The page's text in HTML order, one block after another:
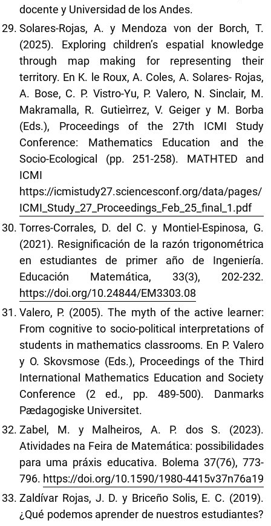
docente y Universidad de los Andes.
Solares-Rojas, A. y Mendoza von der Borch, T.
(2025). Exploring children’s espatial knowledge
through map making for representing their
territory. En K. le Roux, A. Coles, A. Solares- Rojas,
A. Bose, C. P. Vistro-Yu, P. Valero, N. Sinclair, M.
Makramalla, R. Gutieìrrez, V. Geiger y M. Borba
(Eds.), Proceedings of the 27th ICMI Study
Conference: Mathematics Education and the
Socio-Ecological (pp. 251-258). MATHTED and
ICMI
https://icmistudy27.sciencesconf.org/data/pages/
ICMI_Study_27_Proceedings_Feb_25_final_1.pdf
Torres-Corrales, D. del C. y Montiel-Espinosa, G.
(2021). Resignificación de la razón trigonométrica
en estudiantes de primer año de Ingeniería.
Educación Matemática, 33(3), 202-232.
https://doi.org/10.24844/EM3303.08
Valero, P. (2005). The myth of the active learner:
From cognitive to socio-political interpretations of
students in mathematics classrooms. En P. Valero
y O. Skovsmose (Eds.), Proceedings of the Third
International Mathematics Education and Society
Conference (2 ed., pp. 489-500). Danmarks
Pædagogiske Universitet.
Zabel, M. y Malheiros, A. P. dos S. (2023).
Atividades na Feira de Matemática: possibilidades
para uma práxis educativa. Bolema 37(76), 773-
796. https://doi.org/10.1590/1980-4415v37n76a19
Zaldívar Rojas, J. D. y Briceño Solis, E. C. (2019).
¿Qué podemos aprender de nuestros estudiantes?